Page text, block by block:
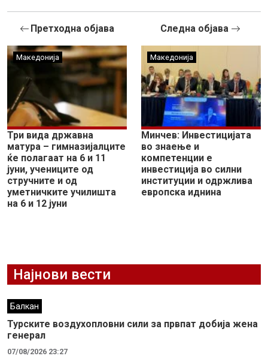
Претходна објава
Македонија
Три вида државна
матура – гимназијалците
ќе полагаат на 6 и 11
јуни, учениците од
стручните и од
уметничките училишта
на 6 и 12 јуни
Следна објава
Македонија
Минчев: Инвестицијата
во знаење и
компетенции е
инвестиција во силни
институции и одржлива
европска иднина
Најнови вести
Балкан
Турските воздухопловни сили за првпат добија жена
генерал
07/08/2026 23:27